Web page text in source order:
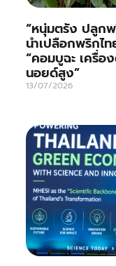
“หนุ่มตรัง ปลูก
นำเปลือกพริกไ
“คอมบูฉะ เครื่อ
นอยด์สูง”
13/07/2026